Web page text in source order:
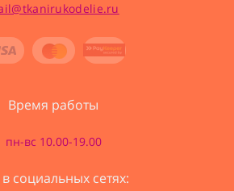
Время работы
пн-вс 10.00-19.00
социальных сетях: